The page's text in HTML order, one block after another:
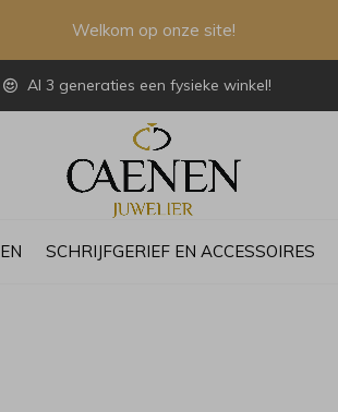
SCHRIJFGERIEF EN ACCESSOIRES
Al 3 generaties een fysieke winkel!
Welkom op onze site!